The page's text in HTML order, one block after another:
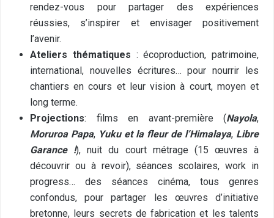
rendez-vous pour partager des expériences
réussies, s’inspirer et envisager positivement
l’avenir.
Ateliers thématiques : écoproduction, patrimoine,
international, nouvelles écritures… pour nourrir les
chantiers en cours et leur vision à court, moyen et
long terme.
Projections: films en avant-première (Nayola,
Moruroa Papa, Yuku et la fleur de l’Himalaya, Libre
Garance !), nuit du court métrage (15 œuvres à
découvrir ou à revoir), séances scolaires, work in
progress… des séances cinéma, tous genres
confondus, pour partager les œuvres d’initiative
bretonne, leurs secrets de fabrication et les talents